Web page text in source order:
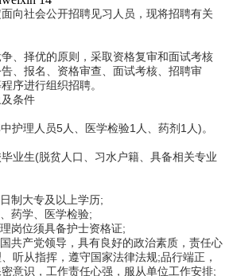
向社会公开招聘见习人员，现将招聘有关
择优的原则，采取资格复审和面试考核
、报名、资格审查、面试考核、招聘审
序进行组织招聘。
条件
理人员5人、医学检验1人、药剂1人)。
生(脱贫人口、习水户籍、具备相关专业
大专及以上学历;
学、医学检验;
位须具备护士资格证;
产党领导，具有良好的政治素质，责任心
听从指挥，遵守国家法律法规;品行端正，
意识，工作责任心强，服从单位工作安排;